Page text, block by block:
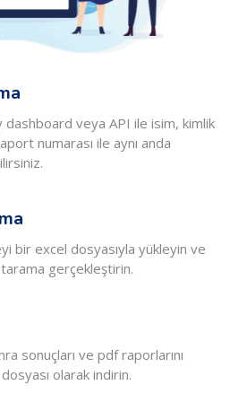
dashboard veya API ile isim, kimlik
numarası ile aynı anda
bir excel dosyasıyla yükleyin ve
gerçekleştirin.
sonuçları ve pdf raporlarını
olarak indirin.